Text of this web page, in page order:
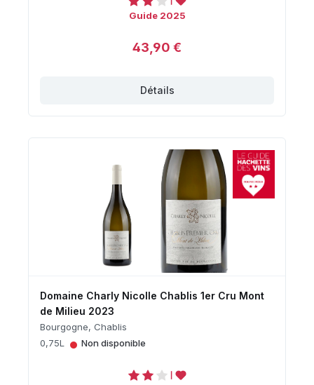
Guide 2025
43,90 €
Détails
Domaine Charly Nicolle Chablis 1er Cru Mont
de Milieu 2023
Bourgogne, Chablis
0,75L
• Non disponible